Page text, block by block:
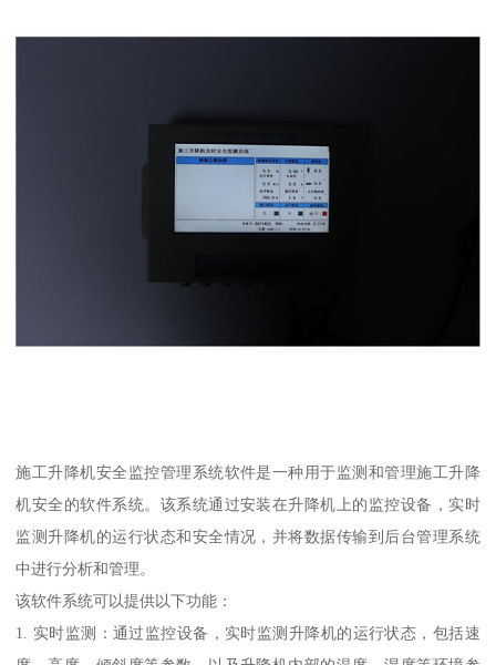
施工升降机安全监控管理系统软件是一种用于监测和管理施工升降
机安全的软件系统。该系统通过安装在升降机上的监控设备，实时
监测升降机的运行状态和安全情况，并将数据传输到后台管理系统
中进行分析和管理。
该软件系统可以提供以下功能：
1. 实时监测：通过监控设备，实时监测升降机的运行状态，包括速